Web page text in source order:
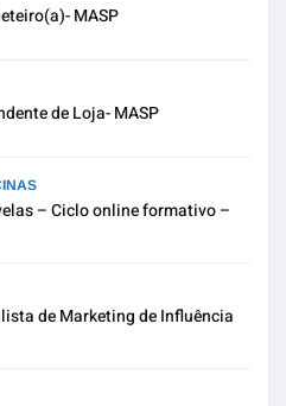
MASP
de Loja- MASP
– Ciclo online formativo –
de Marketing de Influência